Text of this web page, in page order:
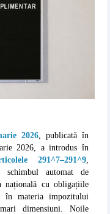
2026, publicată în
2026, a introdus în
291^7–291^9,
schimbul automat de
națională cu obligațiile
în materia impozitului
dimensiuni. Noile